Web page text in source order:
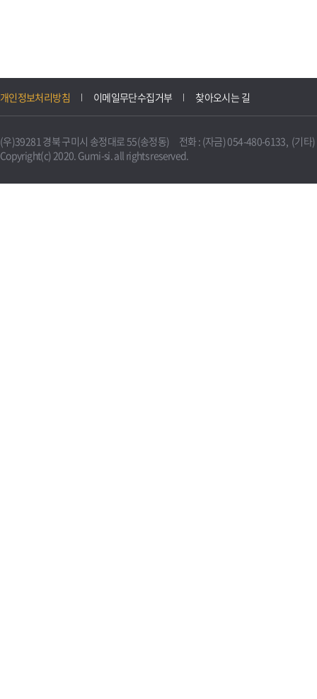
개인정보처리방침 이메일무단수집거부 찾아오시는 길
(우)39281 경북 구미시 송정대로 55(송정동) 전화 : (자금) 054-480-6133, (기타
Copyright(c) 2020. Gumi-si. all rights reserved.